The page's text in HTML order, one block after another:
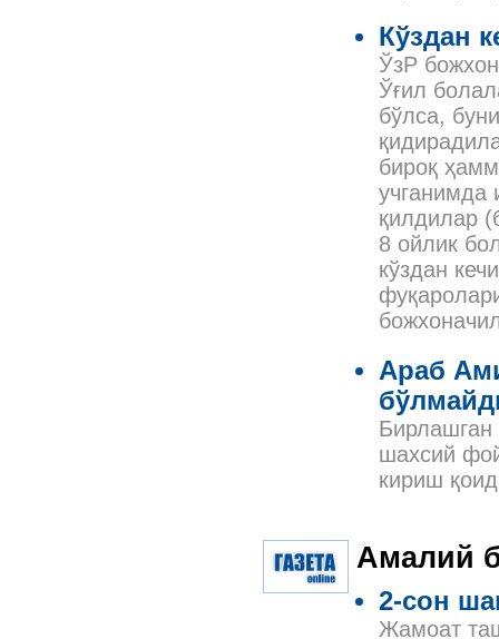
Кўздан
ЎзР
Ўғил
бўлса,
бироқ
учганимда
қилдилар
8 ойлик
кўздан
Араб
шахсий
кириш
Амалий
2-сон
Жамоат